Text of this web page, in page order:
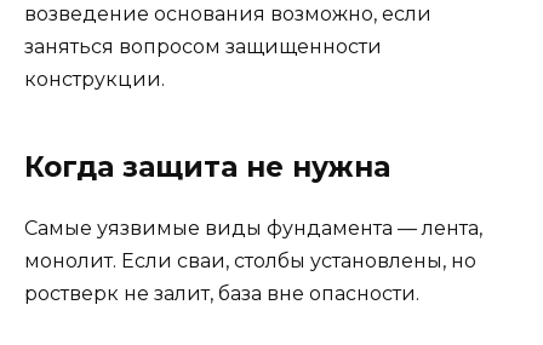
возведение основания возможно, если
заняться вопросом защищенности
конструкции.
Когда защита не нужна
Самые уязвимые виды фундамента — лента,
монолит. Если сваи, столбы установлены, но
ростверк не залит, база вне опасности.